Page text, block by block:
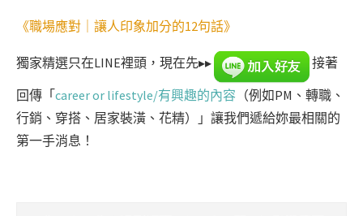
《職場應對｜讓人印象加分的12句話》
獨家精選只在LINE裡頭，現在先▸▸
接著
回傳「 career or lifestyle/有興趣的內容 （例如PM、轉職、
行銷、穿搭、居家裝潢、花精）」讓我們遞給妳最相關的
第一手消息！